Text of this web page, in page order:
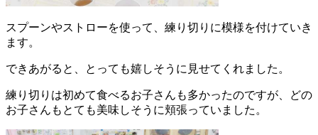
スプーンやストローを使って、練り切りに模様を付けていき
ます。
できあがると、とっても嬉しそうに見せてくれました。
練り切りは初めて食べるお子さんも多かったのですが、どの
お子さんもとても美味しそうに頬張っていました。